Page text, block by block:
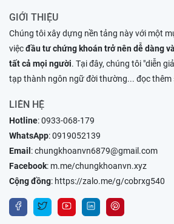
GIỚI THIỆU
Chúng tôi xây dựng nền tảng này với một
việcđầu tư chứng khoán trở nên dễ dàng
tất cả mọi người. Tại đây, chúng tôi "diễn
tạp thành ngôn ngữ đời thường... đọc thêm
LIÊN HỆ
Hotline:0933-068-179
WhatsApp:0919052139
Email :chungkhoanvn6879@gmail.com
Facebook: m.me/chungkhoanvn.xyz
Cộng đồng: https://zalo.me/g/cobrxg540